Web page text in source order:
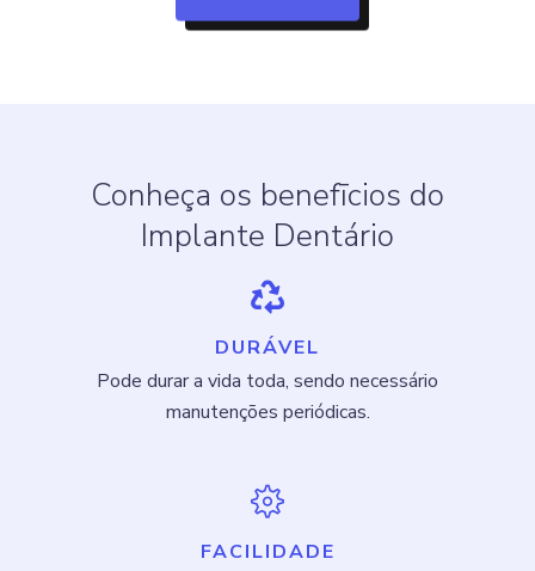
Conheça os benefīcios do
Implante Dentário
DURÁVEL
Pode durar a vida toda, sendo necessário
manutenções periódicas.
FACILIDADE